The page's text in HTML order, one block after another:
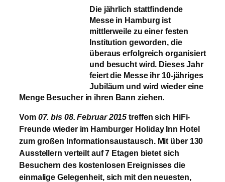
Die jährlich stattfindende
Messe in Hamburg ist
mittlerweile zu einer festen
Institution geworden, die
überaus erfolgreich organisiert
und besucht wird. Dieses Jahr
feiert die Messe ihr 10-jähriges
Jubiläum und wird wieder eine
Menge Besucher in ihren Bann ziehen.
Vom 07. bis 08. Februar 2015 treffen sich HiFi-
Freunde wieder im Hamburger Holiday Inn Hotel
zum großen Informationsaustausch. Mit über 130
Ausstellern verteilt auf 7 Etagen bietet sich
Besuchern des kostenlosen Ereignisses die
einmalige Gelegenheit, sich mit den neuesten,